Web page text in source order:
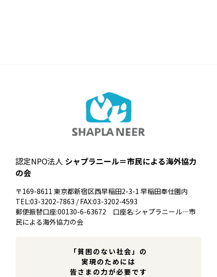
認定NPO法人 シャプラニール＝市民による海外協力
の会
〒169-8611 東京都新宿区西早稲田2-3-1 早稲田奉仕園内
TEL:03-3202-7863 / FAX:03-3202-4593
郵便振替口座:00130-6-63672 口座名:シャプラニール―市
民による海外協力の会
「貧困のない社会」の
実現のためには
皆さまの力が必要です